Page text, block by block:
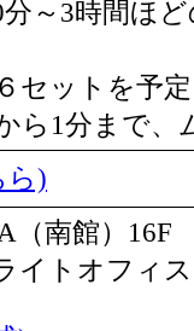
～3時間ほ
セットを予定
ら1分まで
ら)
（南館）16F
イトオフィ